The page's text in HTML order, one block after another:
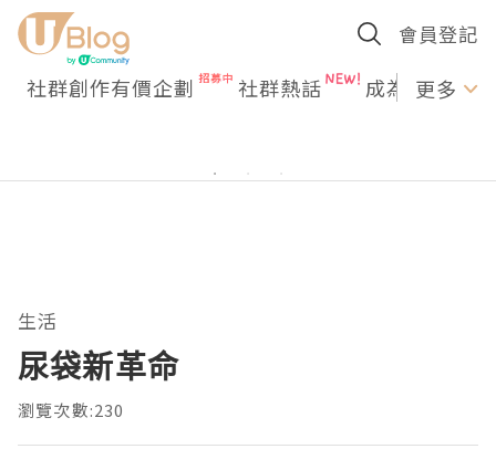
會員登記
社群創作有價企劃 社群熱話 成為U更多
生活
尿袋新革命
瀏覽次數:230